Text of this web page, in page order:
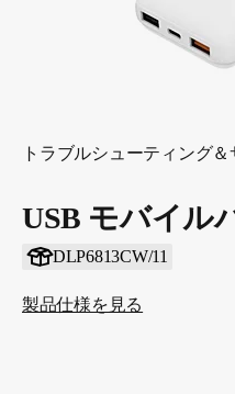
トラブルシューティング＆
USB モバイル
DLP6813CW/11
製品仕様を見る